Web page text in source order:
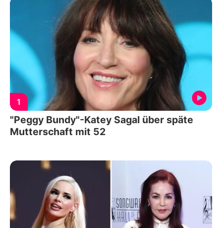
1
"Peggy Bundy"-Katey Sagal über späte
Mutterschaft mit 52